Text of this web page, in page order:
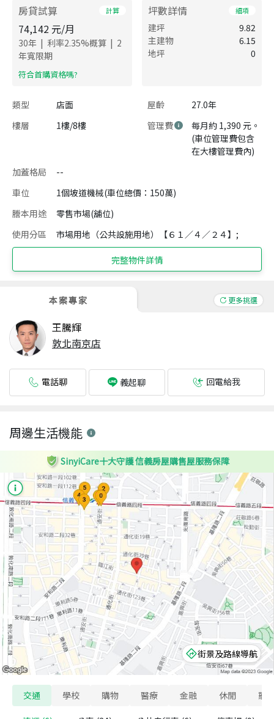
房貸試算 計算
74,142 元/月
30年 | 利率2.35%概算 | 2
年寬限期
​符合首購資格嗎?
坪數詳情 細項
建坪
9.82
主建物
6.15
地坪
0
類型 店面 屋齡
27.0年
樓層
1樓/8樓 管理費
每月約 1,390 元。
(車位管理費包含
在大樓管理費內)
加蓋格局
--
車位
1個坡道機械(車位總價：150萬)
謄本用途
零售市場(舖位)
使用分區
市場用地（公共設施用地）【６１／４／２４】;
完整物件詳情
本案專家 更多挑選
王騰輝
敦北南京店
電話聊 義起聊 回電給我
周邊生活機能
SinyiCare十大守護 信義房屋購售屋服務保障
街景及路線導航
交通 學校 購物 醫療 金融 休閒 寵